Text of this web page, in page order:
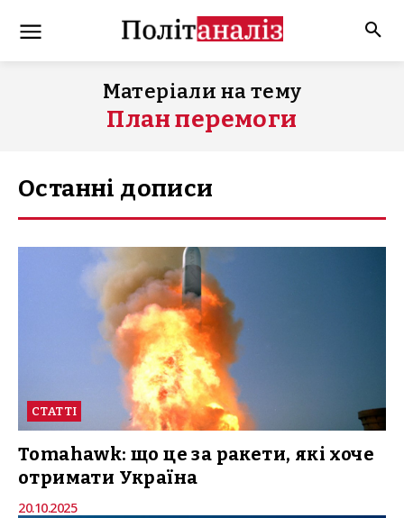
Матеріали на тему
План перемоги
Останні дописи
СТАТТІ
Tomahawk: що це за ракети, які хоче
отримати Україна
20.10.2025